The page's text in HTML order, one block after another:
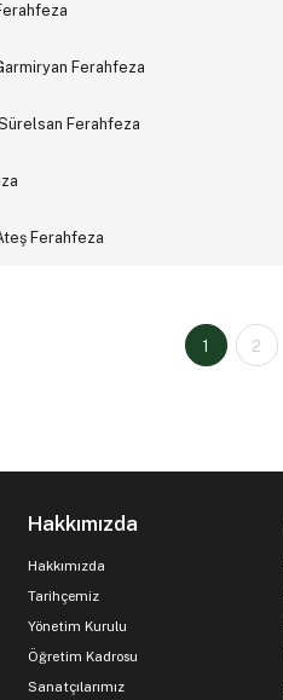
Ferahfeza
Ferahfeza
Ferahfeza
1 2
Hakkımızda
Hakkımızda
Tarihçemiz
Yönetim Kurulu
Öğretim Kadrosu
Sanatçılarımız